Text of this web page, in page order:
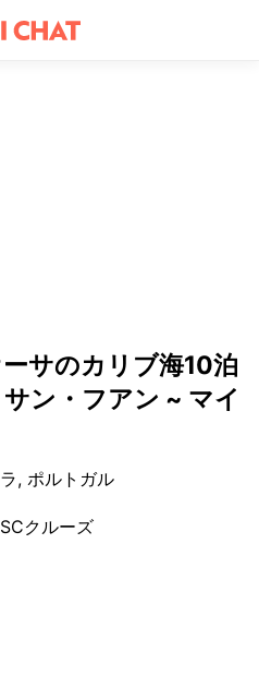
サのカリブ海10泊
ン・フアン ~ マイ
, ポルトガル
クルーズ